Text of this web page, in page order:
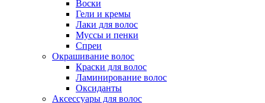
Воски
Гели и кремы
Лаки для волос
Муссы и пенки
Спреи
Окрашивание волос
Краски для волос
Ламинирование волос
Оксиданты
Аксессуары для волос